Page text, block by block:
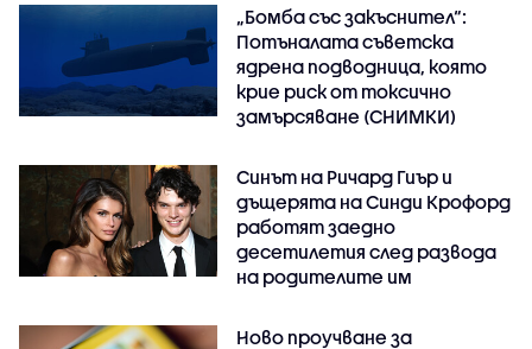
„Бомба със закъснител“:
Потъналата съветска
ядрена подводница, която
крие риск от токсично
замърсяване (СНИМКИ)
Синът на Ричард Гиър и
дъщерята на Синди Крофорд
работят заедно
десетилетия след развода
на родителите им
Ново проучване за